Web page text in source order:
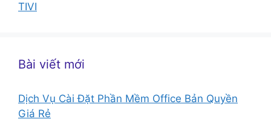
TIVI
Bài viết mới
Dịch Vụ Cài Đặt Phần Mềm Office Bản Quyền
Giá Rẻ